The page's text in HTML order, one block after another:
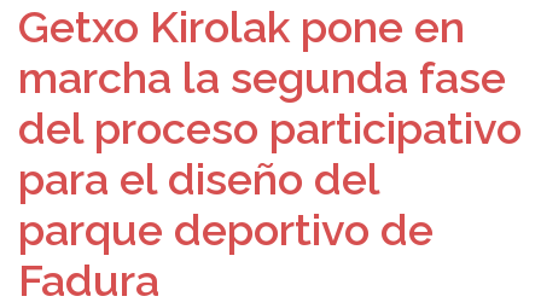
Getxo Kirolak pone en
marcha la segunda fase
del proceso participativo
para el diseño del
parque deportivo de
Fadura